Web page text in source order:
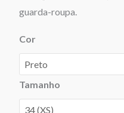
guarda-roupa.
Cor
Tamanho